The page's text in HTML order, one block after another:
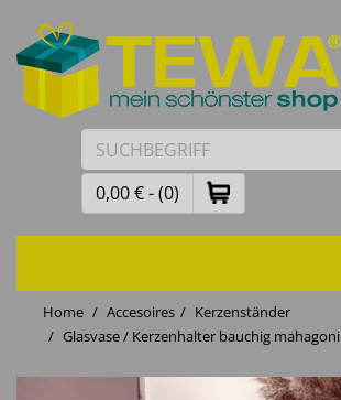
0,00 € - (0)
Home
Accesoires
Kerzenständer
Glasvase / Kerzenhalter bauchig mahagoni